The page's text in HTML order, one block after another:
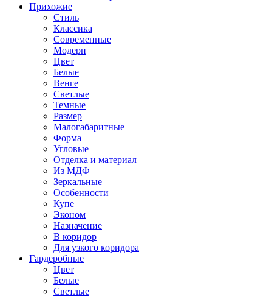
Прихожие
Стиль
Классика
Современные
Модерн
Цвет
Белые
Венге
Светлые
Темные
Размер
Малогабаритные
Форма
Угловые
Отделка и материал
Из МДФ
Зеркальные
Особенности
Купе
Эконом
Назначение
В коридор
Для узкого коридора
Гардеробные
Цвет
Белые
Светлые